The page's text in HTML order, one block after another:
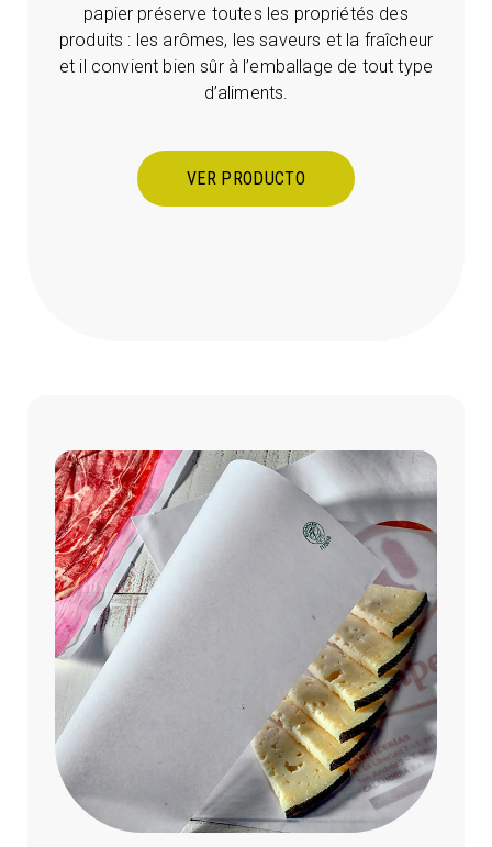
papier préserve toutes les propriétés des
produits : les arômes, les saveurs et la fraîcheur
et il convient bien sûr à l’emballage de tout type
d’aliments.
VER PRODUCTO